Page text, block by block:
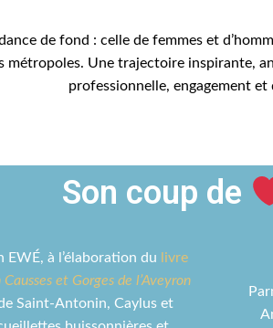
de fond : celle de femmes et
métropoles. Une trajectoire inspirante,
professionnelle, engagement et
Son coup de
EWÉ, à l’élaboration du livre
et Gorges de l’Aveyron
Saint-Antonin, Caylus et